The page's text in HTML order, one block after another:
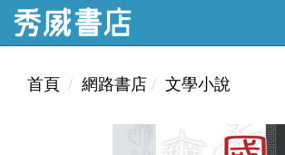
首頁 網路書店 文學小說